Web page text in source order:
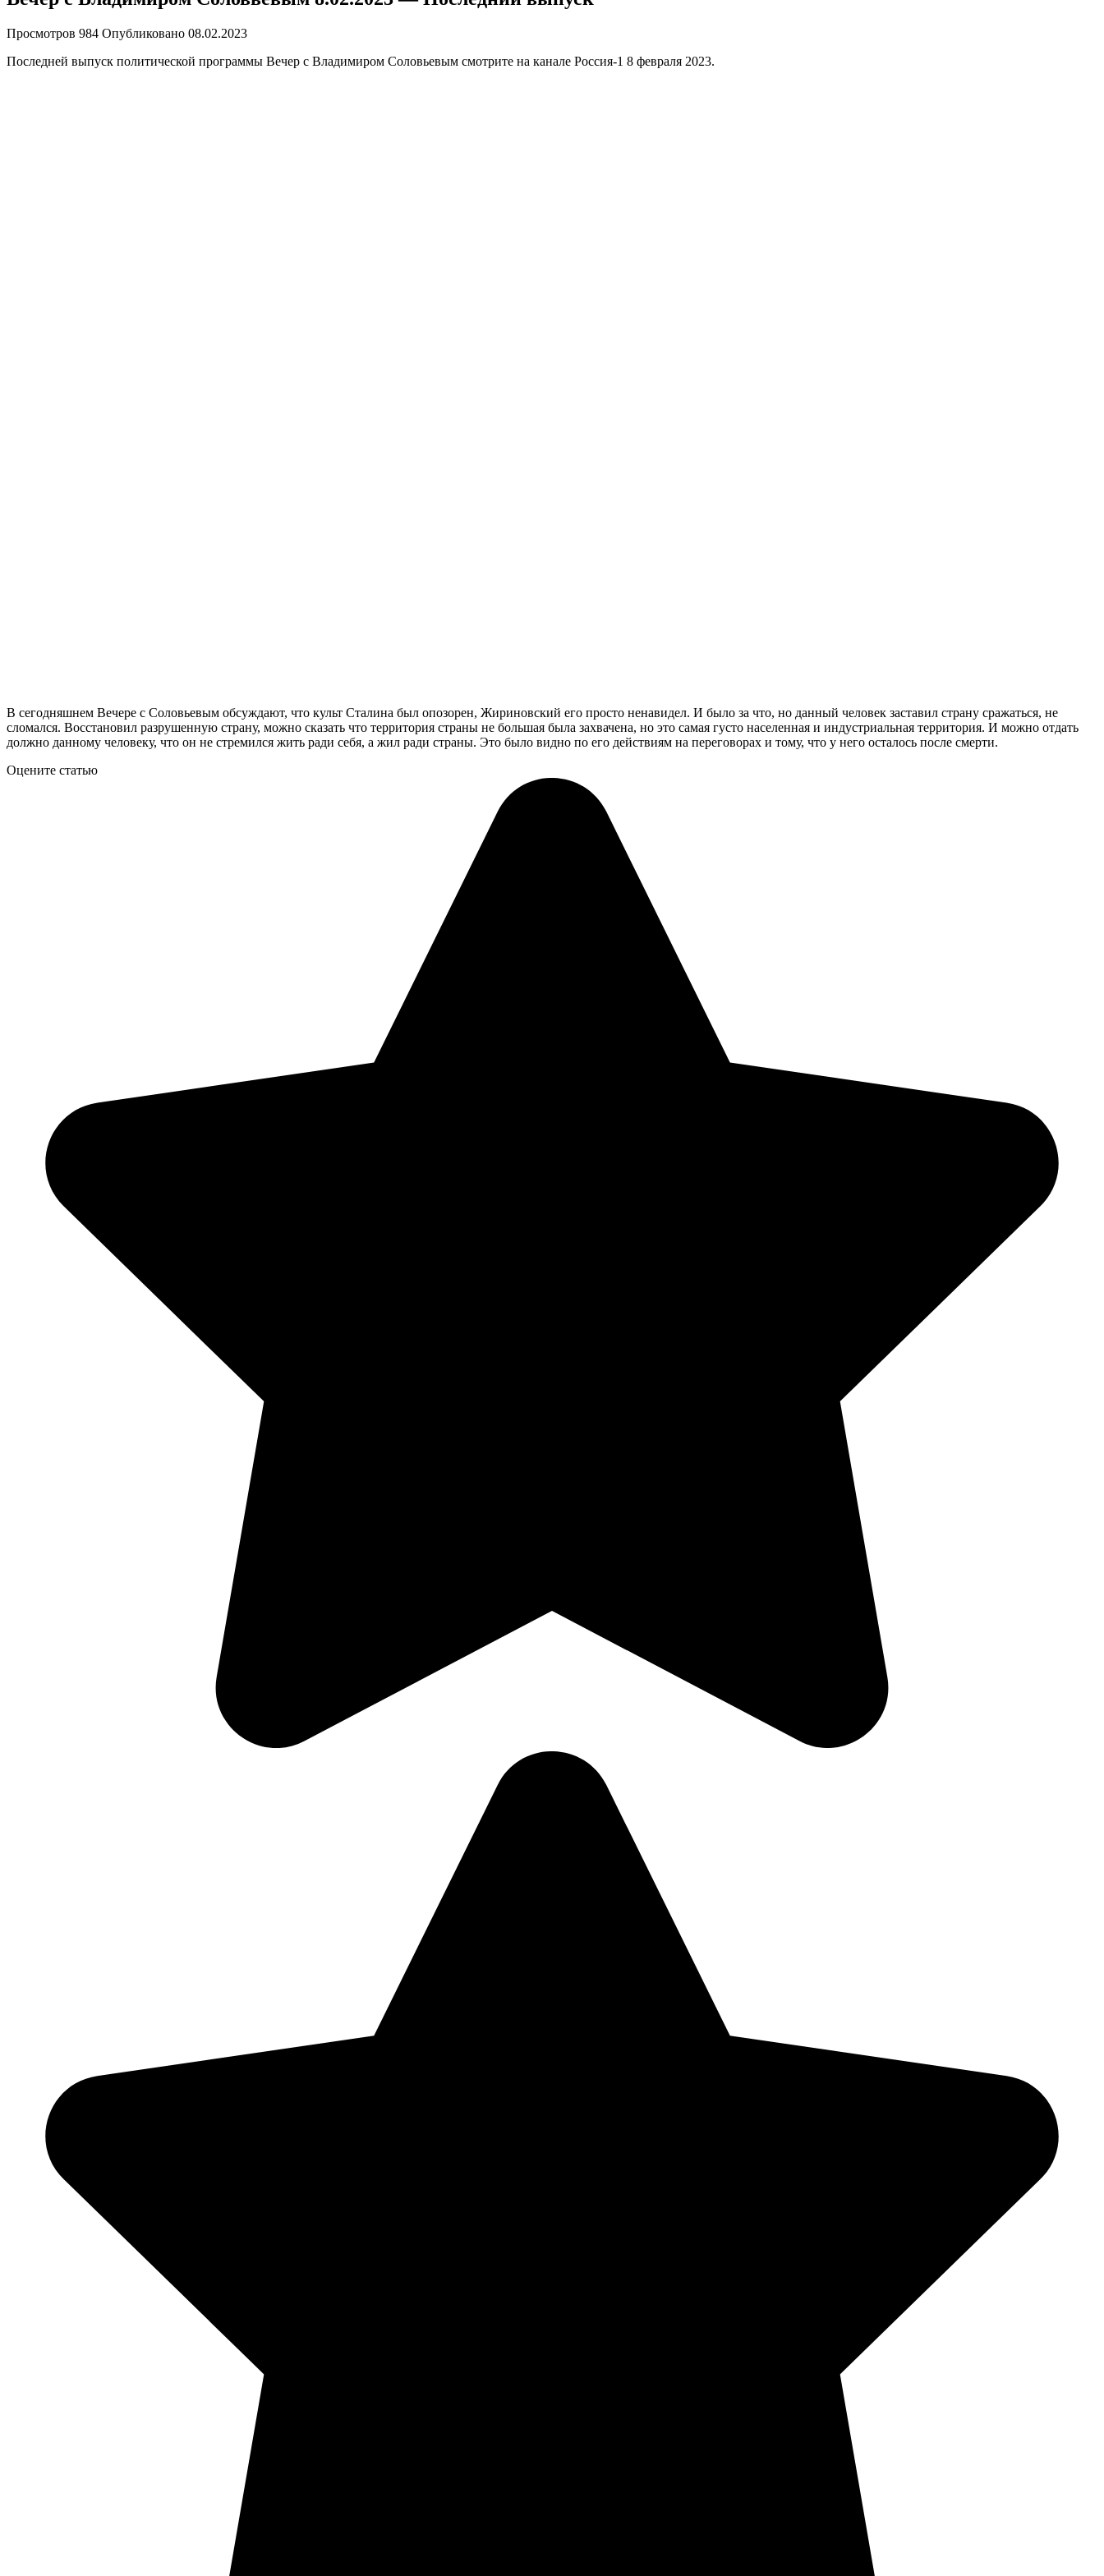
Просмотров 984 Опубликовано 08.02.2023
Последней выпуск политической программы Вечер с Владимиром Соловьевым смотрите на канале Россия-1 8 февраля 2023.
В сегодняшнем Вечере с Соловьевым обсуждают, что культ Сталина был опозорен, Жириновский его просто ненавидел. И было за что, но данный человек заставил страну сражаться, не
сломался. Восстановил разрушенную страну, можно сказать что территория страны не большая была захвачена, но это самая густо населенная и индустриальная территория. И можно отдать
должно данному человеку, что он не стремился жить ради себя, а жил ради страны. Это было видно по его действиям на переговорах и тому, что у него осталось после смерти.
Оцените статью